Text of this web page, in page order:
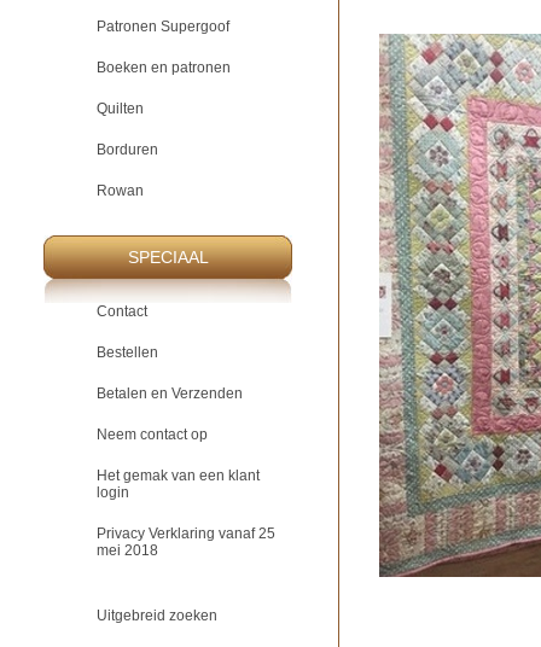
Patronen Supergoof
Boeken en patronen
Quilten
Borduren
Rowan
SPECIAAL
Contact
Bestellen
Betalen en Verzenden
Neem contact op
Het gemak van een klant
login
Privacy Verklaring vanaf 25
mei 2018
Uitgebreid zoeken